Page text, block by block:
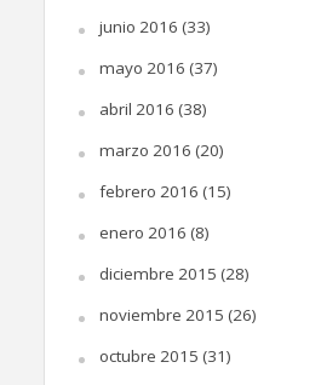
junio 2016 (33)
mayo 2016 (37)
abril 2016 (38)
marzo 2016 (20)
febrero 2016 (15)
enero 2016 (8)
diciembre 2015 (28)
noviembre 2015 (26)
octubre 2015 (31)